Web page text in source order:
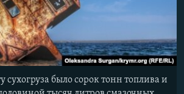
сухогруза было сорок тонн топлива и